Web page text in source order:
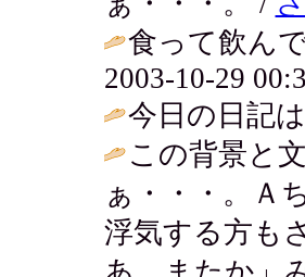
食って飲ん
2003-10-29
今日の日記
この背景と
ぁ・・・。Ａ
浮気する方も